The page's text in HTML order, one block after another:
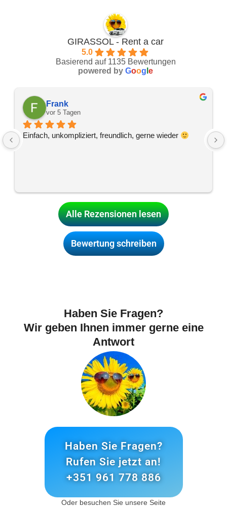
GIRASSOL - Rent a car
5.0
Basierend auf 1135 Bewertungen
powered by Goog e
Frank
vor 5 Tagen
Einfach, unkompliziert, freundlich, gerne wieder
Alle Rezensionen lesen
Bewertung schreiben
Haben Sie Fragen?
Wir geben Ihnen immer gerne eine
Antwort
Haben Sie Fragen?
Rufen Sie jetzt an!
+351 961 778 886
Oder besuchen Sie unsere Seite